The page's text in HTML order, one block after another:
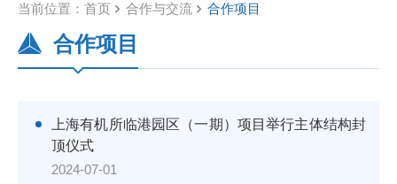
当前位置： 首页 合作与交流 合作项目
合作项目
上海有机所临港园区（一期）项目举行主体结构封
顶仪式
2024-07-01